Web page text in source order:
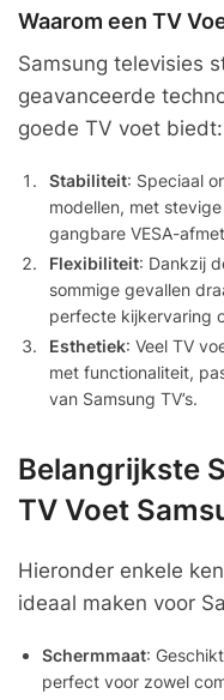
Waarom een TV
Samsung televisies
geavanceerde
goede TV voet biedt:
Stabiliteit: Speciaal
modellen, met
gangbare VESA-
Flexibiliteit: Dankzij
sommige gevallen
perfecte kijkervaring
Esthetiek: Veel TV
met functionaliteit,
van Samsung TV’s.
Belangrijkste
TV Voet
Hieronder enkele
ideaal maken voor
Schermmaat:
perfect voor zowel